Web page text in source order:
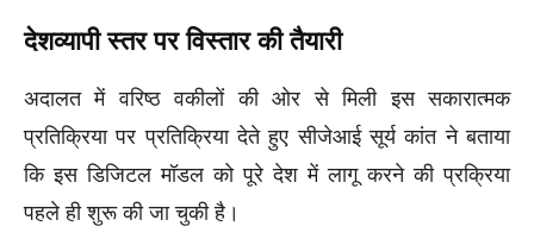
देशव्यापी स्तर पर विस्तार की तैयारी
अदालत में वरिष्ठ वकीलों की ओर से मिली इस सकारात्मक
प्रतिक्रिया पर प्रतिक्रिया देते हुए सीजेआई सूर्य कांत ने बताया
कि इस डिजिटल मॉडल को पूरे देश में लागू करने की प्रक्रिया
पहले ही शुरू की जा चुकी है।